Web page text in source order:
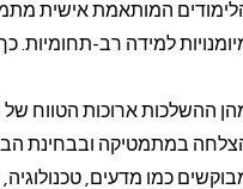
המותאמת אישית
למידה רב-תחומיות.
ההשלכות ארוכות הטווח
במתמטיקה ובבחינת
כמו מדעים,